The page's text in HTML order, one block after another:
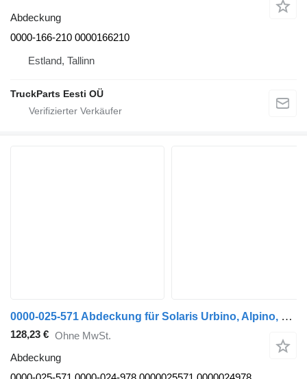
Abdeckung
0000-166-210 0000166210
Estland, Tallinn
TruckParts Eesti OÜ
0000-025-571 Abdeckung für Solaris Urbino, Alpino, Vacanza (1999-) Bus
128,23 € Ohne MwSt.
Abdeckung